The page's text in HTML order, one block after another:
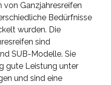
von Ganzjahresreifen
Bedürfnisse
wurden. Die
sind
SUB-Modelle. Sie
gute Leistung unter
und sind eine